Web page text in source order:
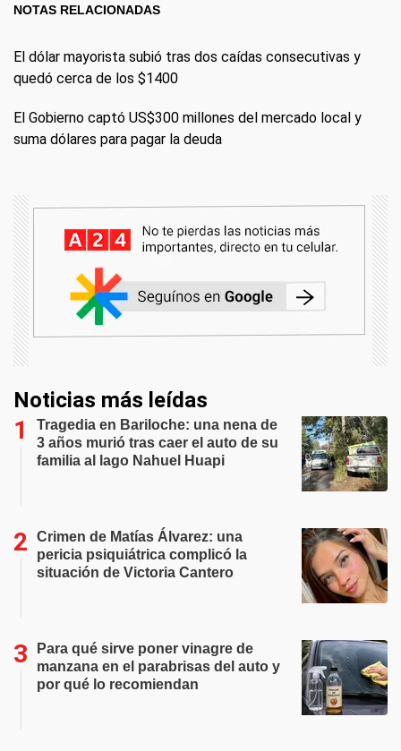
NOTAS RELACIONADAS
El dólar mayorista subió tras dos caídas consecutivas y
quedó cerca de los $1400
El Gobierno captó US$300 millones del mercado local y
suma dólares para pagar la deuda
Noticias más leídas
Tragedia en Bariloche: una nena de
3 años murió tras caer el auto de su
familia al lago Nahuel Huapi
Crimen de Matías Álvarez: una
pericia psiquiátrica complicó la
situación de Victoria Cantero
Para qué sirve poner vinagre de
manzana en el parabrisas del auto y
por qué lo recomiendan